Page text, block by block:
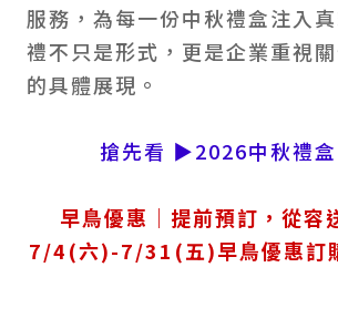
服務，為每一份中秋禮盒注入
禮不只是形式，更是企業重視
的具體展現。
搶先看 ▶2026中秋禮
早鳥優惠｜提前預訂，從容
7/4(六)-7/31(五)早鳥優惠訂